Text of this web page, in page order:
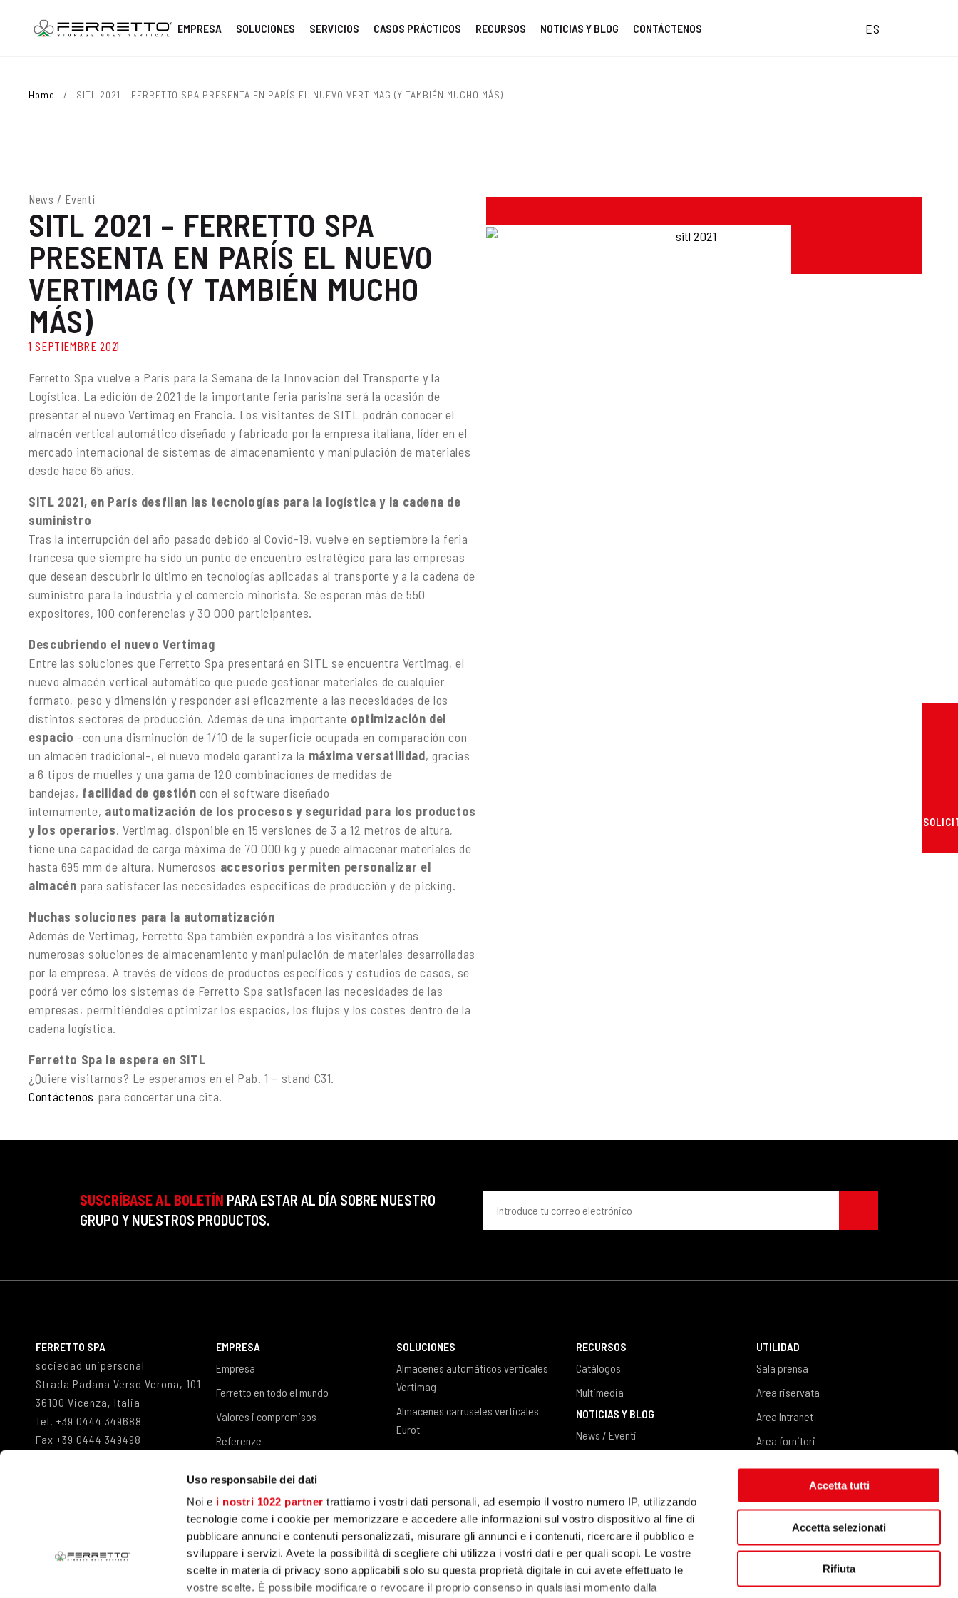
Uso responsabile dei dati
Noi e i nostri 1022 partner trattiamo i vostri dati personali, ad esempio il vostro numero IP, utilizzando
tecnologie come i cookie per memorizzare e accedere alle informazioni sul vostro dispositivo al fine di
pubblicare annunci e contenuti personalizzati, misurare gli annunci e i contenuti, ricercare il pubblico e
sviluppare i servizi. Avete la possibilità di scegliere chi utilizza i vostri dati e per quali scopi. Le vostre
scelte in materia di privacy sono applicabili solo su questa proprietà digitale in cui avete effettuato le
vostre scelte. È possibile modificare o revocare il proprio consenso in qualsiasi momento dalla
Accetta tutti
Accetta selezionati
Rifiuta
EMPRESA SOLUCIONES SERVICIOS CASOS PRÁCTICOS RECURSOS NOTICIAS Y BLOG CONTÁCTENOS ES
Home / SITL 2021 – FERRETTO SPA PRESENTA EN PARÍS EL NUEVO VERTIMAG (Y TAMBIÉN MUCHO MÁS)
News / Eventi
SITL 2021 – FERRETTO SPA
PRESENTA EN PARÍS EL NUEVO
VERTIMAG (Y TAMBIÉN MUCHO
MÁS)
1 SEPTIEMBRE 2021
Ferretto Spa vuelve a París para la Semana de la Innovación del Transporte y la
Logística. La edición de 2021 de la importante feria parisina será la ocasión de
presentar el nuevo Vertimag en Francia. Los visitantes de SITL podrán conocer el
almacén vertical automático diseñado y fabricado por la empresa italiana, líder en el
mercado internacional de sistemas de almacenamiento y manipulación de materiales
desde hace 65 años.
SITL 2021, en París desfilan las tecnologías para la logística y la cadena de
suministro
Tras la interrupción del año pasado debido al Covid-19, vuelve en septiembre la feria
francesa que siempre ha sido un punto de encuentro estratégico para las empresas
que desean descubrir lo último en tecnologías aplicadas al transporte y a la cadena de
suministro para la industria y el comercio minorista. Se esperan más de 550
expositores, 100 conferencias y 30 000 participantes.
Descubriendo el nuevo Vertimag
Entre las soluciones que Ferretto Spa presentará en SITL se encuentra Vertimag, el
nuevo almacén vertical automático que puede gestionar materiales de cualquier
formato, peso y dimensión y responder así eficazmente a las necesidades de los
distintos sectores de producción. Además de una importante optimización del
espacio -con una disminución de 1/10 de la superficie ocupada en comparación con
un almacén tradicional-, el nuevo modelo garantiza la máxima versatilidad, gracias
a 6 tipos de muelles y una gama de 120 combinaciones de medidas de
bandejas, facilidad de gestión con el software diseñado
internamente, automatización de los procesos y seguridad para los productos
y los operarios. Vertimag, disponible en 15 versiones de 3 a 12 metros de altura,
tiene una capacidad de carga máxima de 70 000 kg y puede almacenar materiales de
hasta 695 mm de altura. Numerosos accesorios permiten personalizar el
almacén para satisfacer las necesidades específicas de producción y de picking.
Muchas soluciones para la automatización
Además de Vertimag, Ferretto Spa también expondrá a los visitantes otras
numerosas soluciones de almacenamiento y manipulación de materiales desarrolladas
por la empresa. A través de vídeos de productos específicos y estudios de casos, se
podrá ver cómo los sistemas de Ferretto Spa satisfacen las necesidades de las
empresas, permitiéndoles optimizar los espacios, los flujos y los costes dentro de la
cadena logística.
Ferretto Spa le espera en SITL
¿Quiere visitarnos? Le esperamos en el Pab. 1 – stand C31.
Contáctenos para concertar una cita.
SUSCRÍBASE AL BOLETÍN PARA ESTAR AL DÍA SOBRE NUESTRO
GRUPO Y NUESTROS PRODUCTOS.
FERRETTO SPA
sociedad unipersonal
Strada Padana Verso Verona, 101
36100 Vicenza, Italia
Tel. +39 0444 349688
Fax +39 0444 349498
EMPRESA
Empresa
Ferretto en todo el mundo
Valores i compromisos
Referenze
SOLUCIONES
Almacenes automáticos verticales
Vertimag
Almacenes carruseles verticales
Eurot
Almacenes verticales para barras y
Software de gestión de almacenes
CASOS PRÁCTICOS
RECURSOS
Catálogos
Multimedia
NOTICIAS Y BLOG
News / Eventi
UTILIDAD
Sala prensa
Area riservata
Area Intranet
Area fornitori
Contáctenos